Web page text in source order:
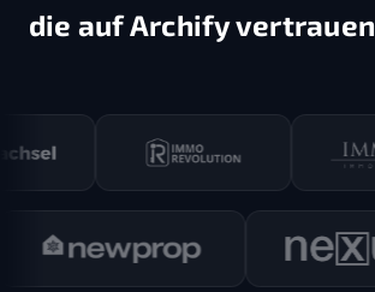
die auf Archify vertrauen